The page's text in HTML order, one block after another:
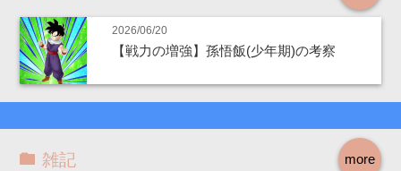
2026/06/20
【戦力の増強】孫悟飯(少年期)の考察
more
雑記